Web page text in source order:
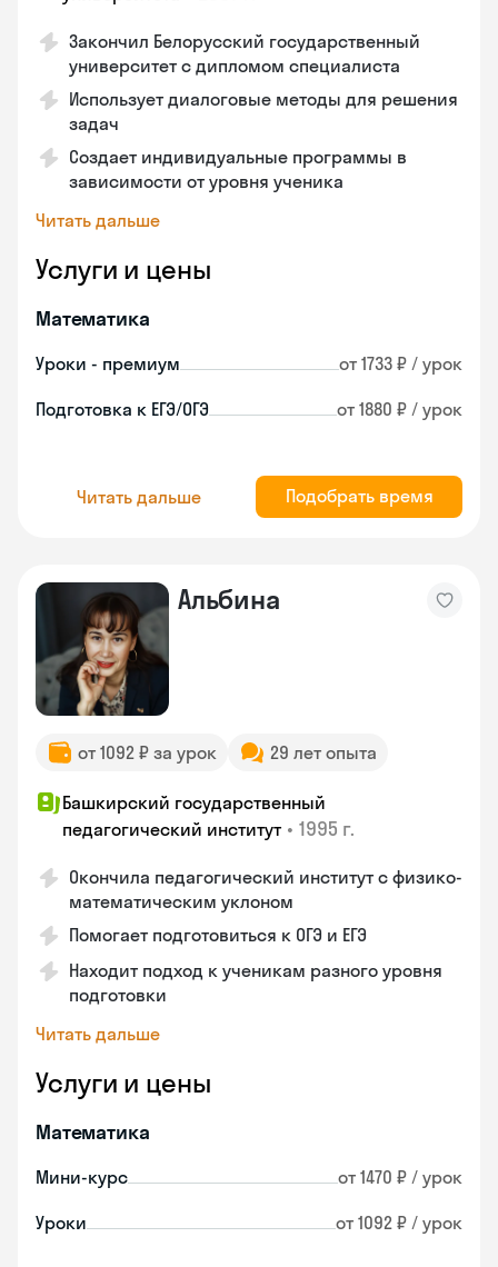
Закончил Белорусский государственный
университет с дипломом специалиста
Использует диалоговые методы для решения
задач
Создает индивидуальные программы в
зависимости от уровня ученика
Читать дальше
Услуги и цены
Математика
Уроки - премиум от 1733 ₽ / урок
Подготовка к ЕГЭ/ОГЭ от 1880 ₽ / урок
Читать дальше Подобрать время
Альбина
от 1092 ₽ за урок 29 лет опыта
Башкирский государственный
педагогический институт • 1995 г.
Окончила педагогический институт с физико-
математическим уклоном
Помогает подготовиться к ОГЭ и ЕГЭ
Находит подход к ученикам разного уровня
подготовки
Читать дальше
Услуги и цены
Математика
Мини-курс от 1470 ₽ / урок
Уроки от 1092 ₽ / урок